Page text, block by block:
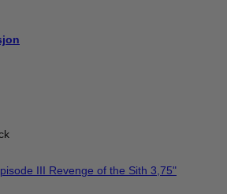
III Revenge of the Sith 3,75"